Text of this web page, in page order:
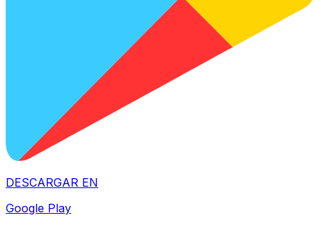
DESCARGAR EN
Google Play